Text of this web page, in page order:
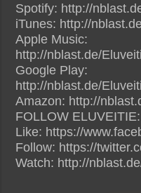
Spotify: http://
iTunes: http://
Apple Music:
http://nblast.de/
Google Play:
http://nblast.de/
Amazon: http://
FOLLOW ELUVEITIE:
Like: https://
Follow: https://
Watch: http://